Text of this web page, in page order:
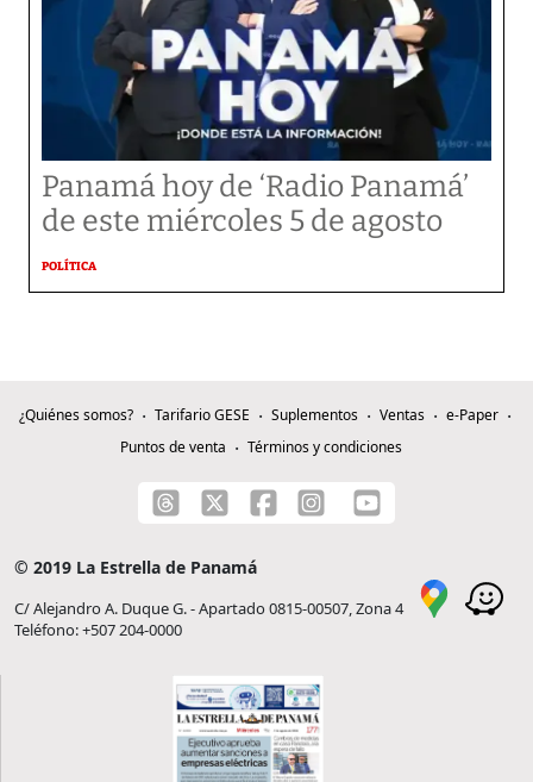
Panamá hoy de ‘Radio Panamá’
de este miércoles 5 de agosto
POLÍTICA
¿Quiénes somos? Tarifario GESE Suplementos Ventas
e-Paper
Puntos de venta
Términos y condiciones
© 2019 La Estrella de Panamá
C/ Alejandro A. Duque G. - Apartado 0815-00507, Zona 4
Teléfono: +507 204-0000